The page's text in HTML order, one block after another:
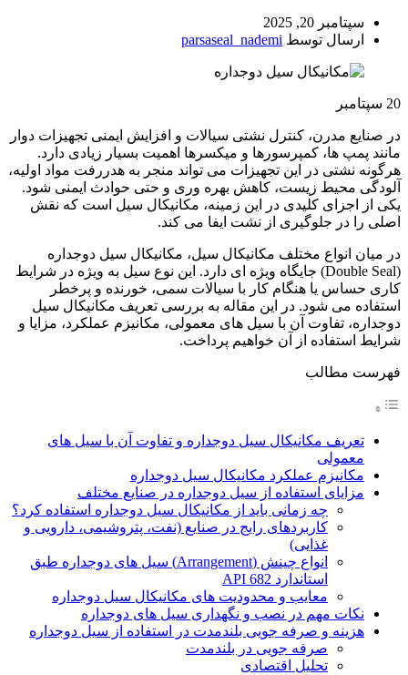
سپتامبر 20, 2025
ارسال توسط parsaseal_nademi
20 سپتامبر
در صنایع مدرن، کنترل نشتی سیالات و افزایش ایمنی تجهیزات دوار
مانند پمپ ها، کمپرسورها و میکسرها اهمیت بسیار زیادی دارد.
هرگونه نشتی در این تجهیزات می تواند منجر به هدررفت مواد اولیه،
آلودگی محیط زیست، کاهش بهره وری و حتی حوادث ایمنی شود.
یکی از اجزای کلیدی در این زمینه، مکانیکال سیل است که نقش
اصلی را در جلوگیری از نشت ایفا می کند.
در میان انواع مختلف مکانیکال سیل، مکانیکال سیل دوجداره
(Double Seal) جایگاه ویژه ای دارد. این نوع سیل به ویژه در شرایط
کاری حساس یا هنگام کار با سیالات سمی، خورنده و پرخطر
استفاده می شود. در این مقاله به بررسی تعریف مکانیکال سیل
دوجداره، تفاوت آن با سیل های معمولی، مکانیزم عملکرد، مزایا و
شرایط استفاده از آن خواهیم پرداخت.
فهرست مطالب
تعریف مکانیکال سیل دوجداره و تفاوت آن با سیل های
معمولی
مکانیزم عملکرد مکانیکال سیل دوجداره
مزایای استفاده از سیل دوجداره در صنایع مختلف
چه زمانی باید از مکانیکال سیل دوجداره استفاده کرد؟
کاربردهای رایج در صنایع (نفت، پتروشیمی، دارویی و
غذایی)
انواع چینش (Arrangement) سیل های دوجداره طبق
استاندارد API 682
معایب و محدودیت های مکانیکال سیل دوجداره
نکات مهم در نصب و نگهداری سیل های دوجداره
هزینه و صرفه جویی بلندمدت در استفاده از سیل دوجداره
صرفه جویی در بلندمدت
تحلیل اقتصادی